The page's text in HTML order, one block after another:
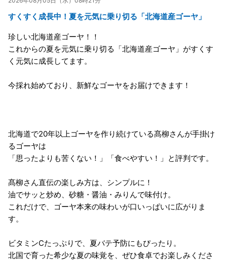
すくすく成長中！夏を元気に乗り切る「北海道産ゴーヤ」
珍しい北海道産ゴーヤ！！
これからの夏を元気に乗り切る「北海道産ゴーヤ」がすくす
く元気に成長してます。
今採れ始めており、新鮮なゴーヤをお届けできます！
北海道で20年以上ゴーヤを作り続けている髙柳さんが手掛け
るゴーヤは
「思ったよりも苦くない！」「食べやすい！」と評判です。
髙柳さん直伝の楽しみ方は、シンプルに！
油でサッと炒め、砂糖・醤油・みりんで味付け。
これだけで、ゴーヤ本来の味わいが口いっぱいに広がりま
す。
ビタミンCたっぷりで、夏バテ予防にもぴったり。
北国で育った希少な夏の味覚を、ぜひ食卓でお楽しみくださ